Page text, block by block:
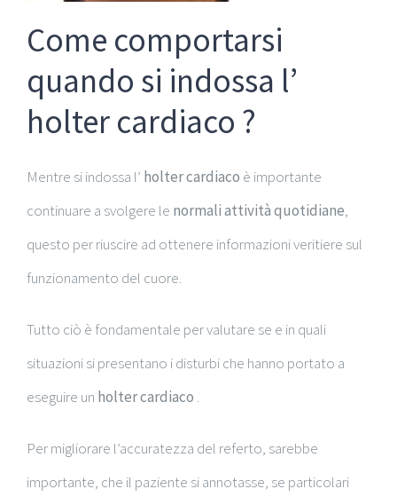
Come comportarsi
quando si indossa l’
holter cardiaco ?
Mentre si indossa l’ holter cardiaco è importante
continuare a svolgere le normali attività quotidiane,
questo per riuscire ad ottenere informazioni veritiere sul
funzionamento del cuore.
Tutto ciò è fondamentale per valutare se e in quali
situazioni si presentano i disturbi che hanno portato a
eseguire un holter cardiaco .
Per migliorare l’accuratezza del referto, sarebbe
importante, che il paziente si annotasse, se particolari